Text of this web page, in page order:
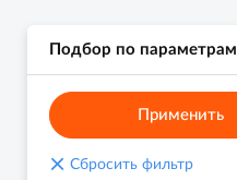
Подбор по параметрам
Применить
× Сбросить фильтр